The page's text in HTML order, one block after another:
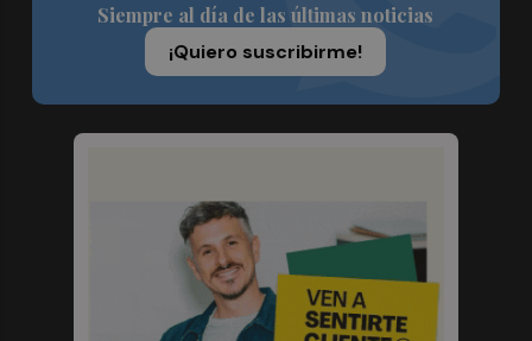
Siempre al día de las últimas noticias
¡Quiero suscribirme!